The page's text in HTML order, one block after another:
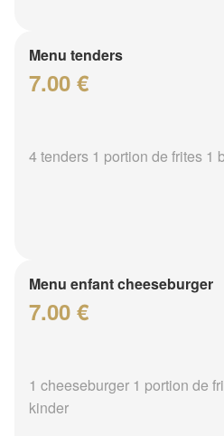
Menu tenders
7.00 €
4 tenders 1 portion de frites 1
Menu enfant cheeseburger
7.00 €
1 cheeseburger 1 portion de
kinder